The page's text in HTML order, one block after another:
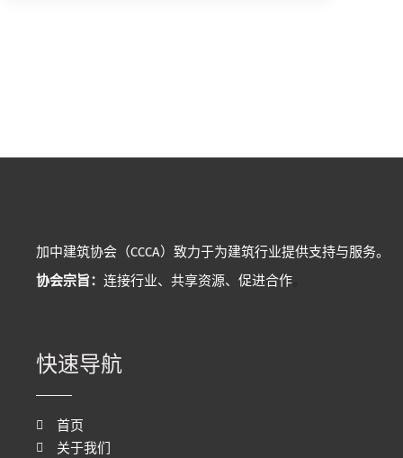
加中建筑协会（CCCA）致力于为建筑行业提供支持与服务。
协会宗旨： 连接行业、共享资源、促进合作
快速导航
首页
关于我们